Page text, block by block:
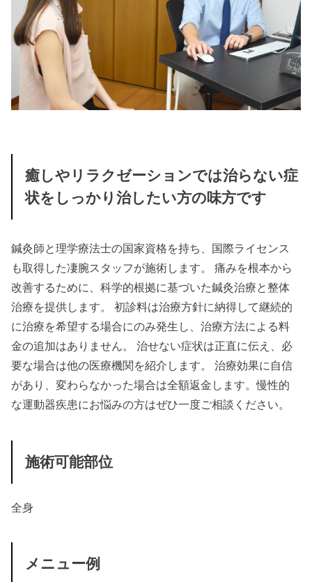
癒しやリラクゼーションでは治らない症
状をしっかり治したい方の味方です
鍼灸師と理学療法士の国家資格を持ち、国際ライセンス
も取得した凄腕スタッフが施術します。 痛みを根本から
改善するために、科学的根拠に基づいた鍼灸治療と整体
治療を提供します。 初診料は治療方針に納得して継続的
に治療を希望する場合にのみ発生し、治療方法による料
金の追加はありません。 治せない症状は正直に伝え、必
要な場合は他の医療機関を紹介します。 治療効果に自信
があり、変わらなかった場合は全額返金します。慢性的
な運動器疾患にお悩みの方はぜひ一度ご相談ください。
施術可能部位
全身
メニュー例